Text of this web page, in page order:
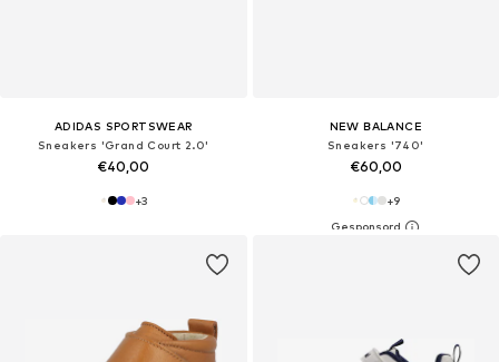
ADIDAS SPORTSWEAR
Sneakers 'Grand Court 2.0'
€40,00
+3
NEW BALANCE
Sneakers '740'
€60,00
+9